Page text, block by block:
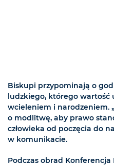
Biskupi przypominają o
ludzkiego, którego wartość
wcieleniem i narodzeniem.
o modlitwę, aby prawo
człowieka od poczęcia do
w komunikacie.
Podczas obrad Konferencja